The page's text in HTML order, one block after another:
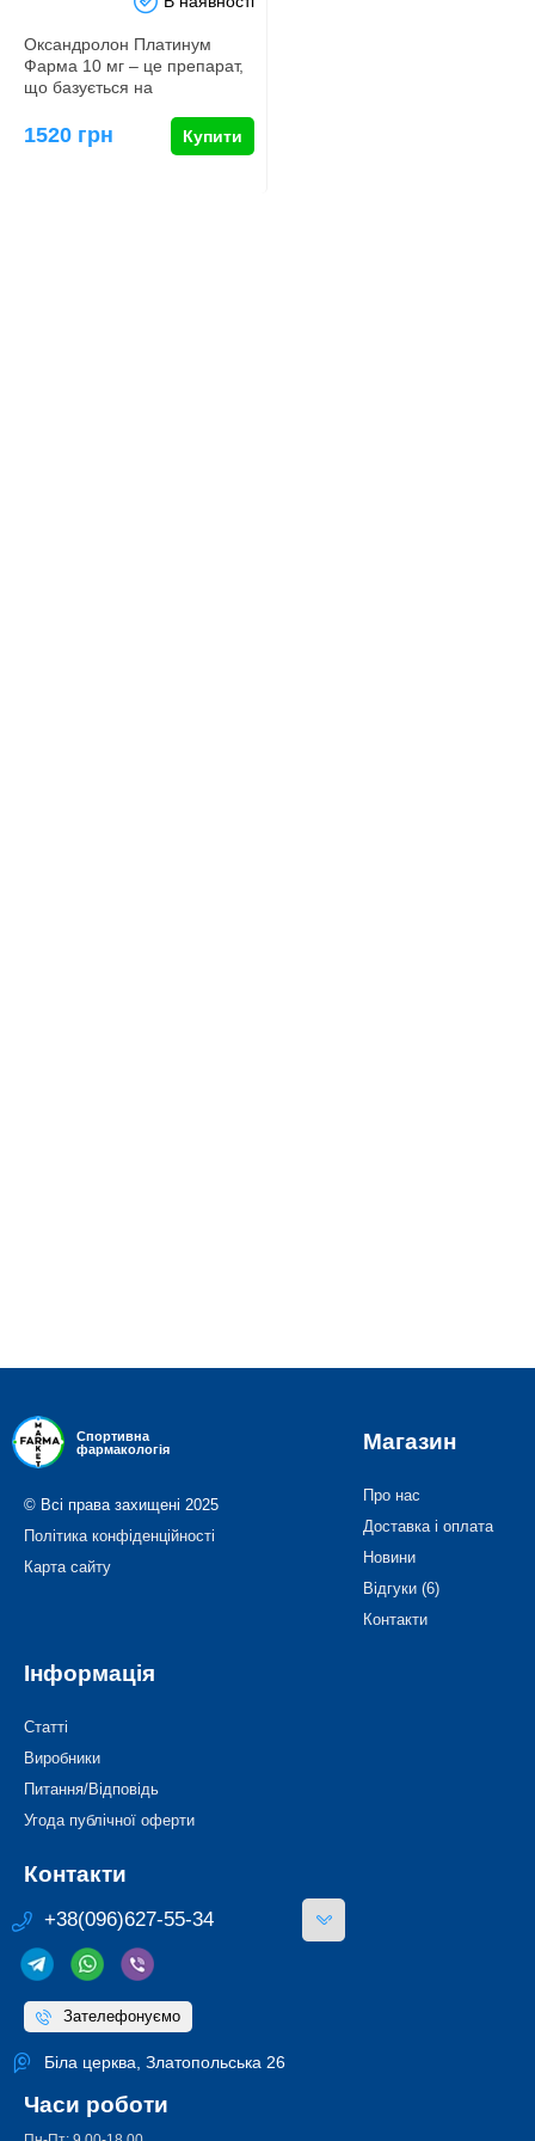
Оксандролон Платинум
Фарма 10 мг – це препарат,
що базується на
похідних, яки…
1520 грн Купити
Спортивна
фармакологія
© Всі права захищені 2025
Політика конфіденційності
Карта сайту
Магазин
Про нас
Доставка і оплата
Новини
Відгуки (6)
Контакти
Інформація
Статті
Виробники
Питання/Відповідь
Угода публічної оферти
Контакти
+38(096)627-55-34
Зателефонуємо
Біла церква, Златопольська 26
Часи роботи